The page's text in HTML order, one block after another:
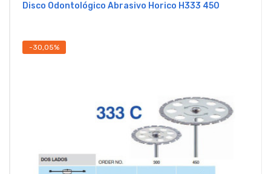
Disco Odontológico Abrasivo Horico H333 450
-30,05%